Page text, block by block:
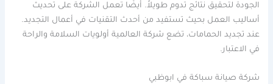
الجودة لتحقيق نتائج تدوم طويلاً. أيضًا تعمل الشركة على تحديث
أساليب العمل بحيث تستفيد من أحدث التقنيات في أعمال التجديد.
عند تجديد الحمامات، تضع شركة العالمية أولويات السلامة والراحة
في الاعتبار.
شركة صيانة سباكة في ابوظبي